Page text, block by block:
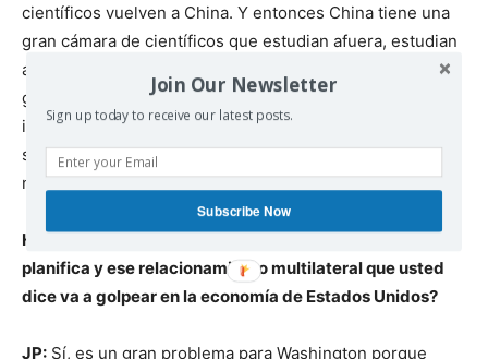
científicos vuelven a China. Y entonces China tiene una
gran cámara de científicos que estudian afuera, estudian
adentro y mantienen los niveles de investigación. El
gobierno de China no se mete contra los científicos,
incluso algunos que mantienen dudas sobre el régimen
siguen trabajando en China porque se sienten
nacionalistas.
HS: ¿Se puede decir que este desarrollo que China
planifica y ese relacionamiento multilateral que usted
dice va a golpear en la economía de Estados Unidos?
JP: Sí, es un gran problema para Washington porque
Join Our Newsletter
Sign up today to receive our latest posts.
Subscribe Now